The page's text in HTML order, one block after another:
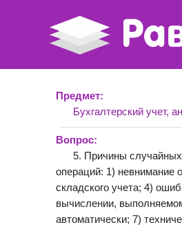
Предмет:
Бухгалтерский учет,
Вопрос:
5. Причины
операций: 1) невнимание
складского учета; 4)
вычислении,
автоматически; 7)